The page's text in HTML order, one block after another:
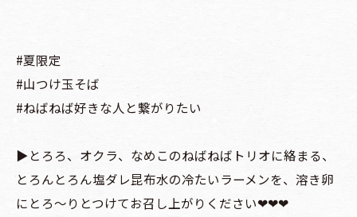
#夏限定
#山つけ玉そば
#ねばねば好きな人と繋がりたい
▶️とろろ、オクラ、なめこのねばねばトリオに絡まる、
とろんとろん塩ダレ昆布水の冷たいラーメンを、溶き卵
にとろ〜りとつけてお召し上がりください❤︎❤︎❤︎